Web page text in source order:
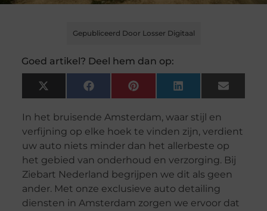
Gepubliceerd Door Losser Digitaal
Goed artikel? Deel hem dan op:
X
(Twitter)
FacebookPinterest LinkedIn Email
In het bruisende Amsterdam, waar stijl en
verfijning op elke hoek te vinden zijn, verdient
uw auto niets minder dan het allerbeste op
het gebied van onderhoud en verzorging. Bij
Ziebart Nederland begrijpen we dit als geen
ander. Met onze exclusieve auto detailing
diensten in Amsterdam zorgen we ervoor dat